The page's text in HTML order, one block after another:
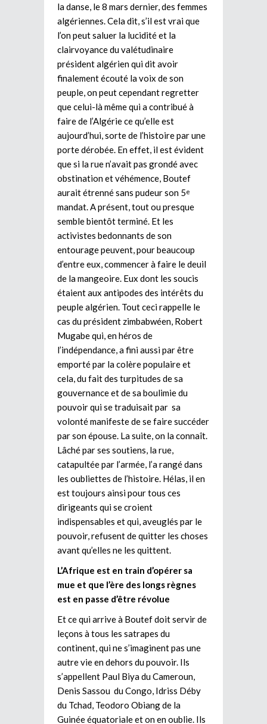
la danse, le 8 mars dernier, des femmes
algériennes. Cela dit, s’il est vrai que
l’on peut saluer la lucidité et la
clairvoyance du valétudinaire
président algérien qui dit avoir
finalement écouté la voix de son
peuple, on peut cependant regretter
que celui-là même qui a contribué à
faire de l’Algérie ce qu’elle est
aujourd’hui, sorte de l’histoire par une
porte dérobée. En effet, il est évident
que si la rue n’avait pas grondé avec
obstination et véhémence, Boutef
aurait étrenné sans pudeur son 5e
mandat. A présent, tout ou presque
semble bientôt terminé. Et les
activistes bedonnants de son
entourage peuvent, pour beaucoup
d’entre eux, commencer à faire le deuil
de la mangeoire. Eux dont les soucis
étaient aux antipodes des intérêts du
peuple algérien. Tout ceci rappelle le
cas du président zimbabwéen, Robert
Mugabe qui, en héros de
l’indépendance, a fini aussi par être
emporté par la colère populaire et
cela, du fait des turpitudes de sa
gouvernance et de sa boulimie du
pouvoir qui se traduisait par sa
volonté manifeste de se faire succéder
par son épouse. La suite, on la connaît.
Lâché par ses soutiens, la rue,
catapultée par l’armée, l’a rangé dans
les oubliettes de l’histoire. Hélas, il en
est toujours ainsi pour tous ces
dirigeants qui se croient
indispensables et qui, aveuglés par le
pouvoir, refusent de quitter les choses
avant qu’elles ne les quittent.
L’Afrique est en train d’opérer sa
mue et que l’ère des longs règnes
est en passe d’être révolue
Et ce qui arrive à Boutef doit servir de
leçons à tous les satrapes du
continent, qui ne s’imaginent pas une
autre vie en dehors du pouvoir. Ils
s’appellent Paul Biya du Cameroun,
Denis Sassou du Congo, Idriss Déby
du Tchad, Teodoro Obiang de la
Guinée équatoriale et on en oublie. Ils